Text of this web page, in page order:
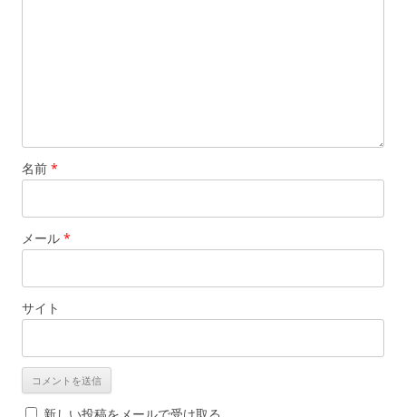
名前 *
メール *
サイト